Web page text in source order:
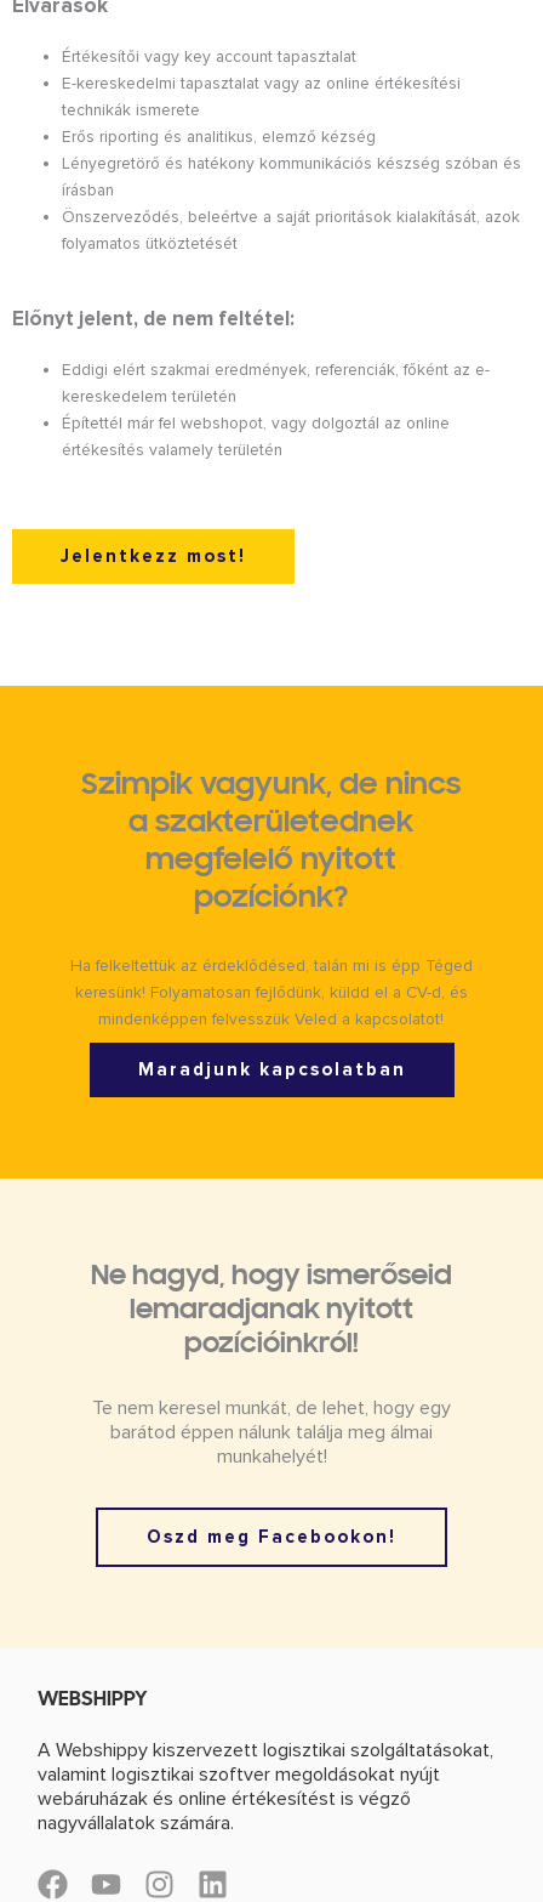
Elvárások
Értékesítői vagy key account tapasztalat
E-kereskedelmi tapasztalat vagy az online értékesítési
technikák ismerete
Erős riporting és analitikus, elemző kézség
Lényegretörő és hatékony kommunikációs készség szóban és
írásban
Önszerveződés, beleértve a saját prioritások kialakítását, azok
folyamatos ütköztetését
Előnyt jelent, de nem feltétel:
Eddigi elért szakmai eredmények, referenciák, főként az e-
kereskedelem területén
Építettél már fel webshopot, vagy dolgoztál az online
értékesítés valamely területén
Jelentkezz most!
Szimpik vagyunk, de nincs
a szakterületednek
megfelelő nyitott
pozíciónk?
Ha felkeltettük az érdeklődésed, talán mi is épp Téged
keresünk! Folyamatosan fejlődünk, küldd el a CV-d, és
mindenképpen felvesszük Veled a kapcsolatot!
Maradjunk kapcsolatban
Ne hagyd, hogy ismerőseid
lemaradjanak nyitott
pozícióinkról!
Te nem keresel munkát, de lehet, hogy egy
barátod éppen nálunk találja meg álmai
munkahelyét!
Oszd meg Facebookon!
WEBSHIPPY
A Webshippy kiszervezett logisztikai szolgáltatásokat,
valamint logisztikai szoftver megoldásokat nyújt
webáruházak és online értékesítést is végző
nagyvállalatok számára.
F
Y
I
L